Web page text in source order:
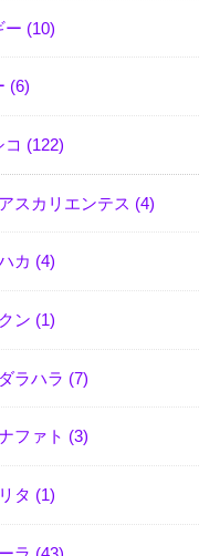
ー (10)
(6)
コ (122)
スカリエンテス (4)
カ (4)
ン (1)
ラハラ (7)
ファト (3)
タ (1)